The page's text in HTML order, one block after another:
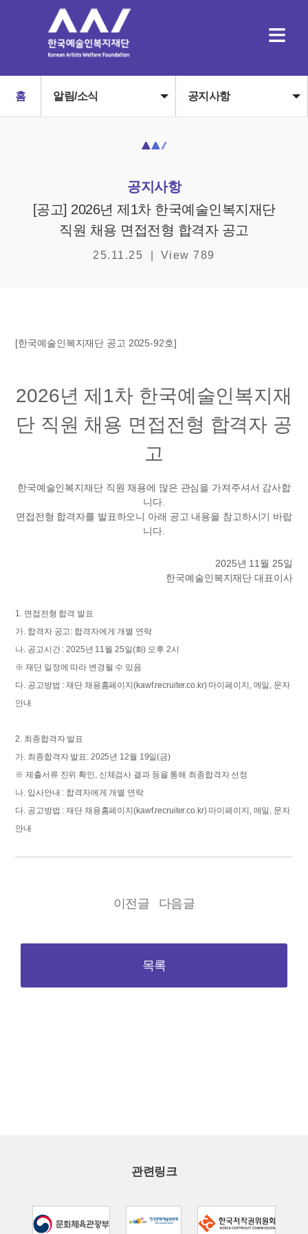
≡
홈 알림/소식 공지사항
공지사항
[공고] 2026년 제1차 한국예술인복지재단
직원 채용 면접전형 합격자 공고
25.11.25 View 789
[한국예술인복지재단 공고 2025-92호]
2026년 제1차 한국예술인복지재
단 직원 채용 면접전형 합격자 공
고
한국예술인복지재단 직원 채용에 많은 관심을 가져주셔서 감사합
니다.
면접전형 합격자를 발표하오니 아래 공고 내용을 참고하시기 바랍
니다.
2025년 11월 25일
한국예술인복지재단 대표이사
1. 면접전형 합격 발표
가. 합격자 공고: 합격자에게 개별 연락
나. 공고시간 : 2025년 11월 25일(화) 오후 2시
※ 재단 일정에 따라 변경될 수 있음
다. 공고방법 : 재단 채용홈페이지(kawf.recruiter.co.kr) 마이페이지, 메일, 문자
안내
2. 최종합격자 발표
가. 최종합격자 발표: 2025년 12월 19일(금)
※ 제출서류 진위 확인, 신체검사 결과 등을 통해 최종합격자 선정
나. 입사안내 : 합격자에게 개별 연락
다. 공고방법 : 재단 채용홈페이지(kawf.recruiter.co.kr) 마이페이지, 메일, 문자
안내
이전글 다음글
목록
관련링크